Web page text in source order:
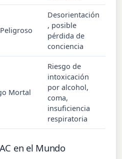
Desorientación
, posible
pérdida de
conciencia
Mortal
Riesgo de
intoxicación
por alcohol,
coma,
insuficiencia
respiratoria
en el Mundo